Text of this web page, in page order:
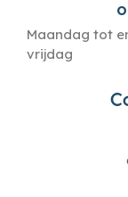
Maandag tot
vrijdag